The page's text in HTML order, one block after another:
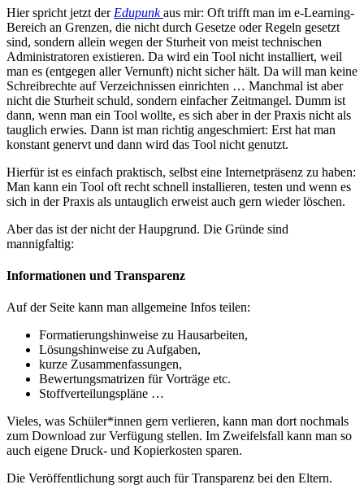
Hier spricht jetzt der Edupunk aus mir: Oft trifft man im e-Learning-
Bereich an Grenzen, die nicht durch Gesetze oder Regeln gesetzt
sind, sondern allein wegen der Sturheit von meist technischen
Administratoren existieren. Da wird ein Tool nicht installiert, weil
man es (entgegen aller Vernunft) nicht sicher hält. Da will man keine
Schreibrechte auf Verzeichnissen einrichten … Manchmal ist aber
nicht die Sturheit schuld, sondern einfacher Zeitmangel. Dumm ist
dann, wenn man ein Tool wollte, es sich aber in der Praxis nicht als
tauglich erwies. Dann ist man richtig angeschmiert: Erst hat man
konstant genervt und dann wird das Tool nicht genutzt.
Hierfür ist es einfach praktisch, selbst eine Internetpräsenz zu haben:
Man kann ein Tool oft recht schnell installieren, testen und wenn es
sich in der Praxis als untauglich erweist auch gern wieder löschen.
Aber das ist der nicht der Haupgrund. Die Gründe sind
mannigfaltig:
Informationen und Transparenz
Auf der Seite kann man allgemeine Infos teilen:
Formatierungshinweise zu Hausarbeiten,
Lösungshinweise zu Aufgaben,
kurze Zusammenfassungen,
Bewertungsmatrizen für Vorträge etc.
Stoffverteilungspläne …
Vieles, was Schüler*innen gern verlieren, kann man dort nochmals
zum Download zur Verfügung stellen. Im Zweifelsfall kann man so
auch eigene Druck- und Kopierkosten sparen.
Die Veröffentlichung sorgt auch für Transparenz bei den Eltern.